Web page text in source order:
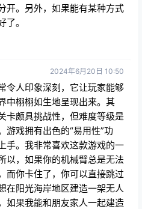
开。另外，如果能有某种方式
。
2024年6月20日 10:50
令人印象深刻，它让玩家能够
中栩栩如生地呈现出来。其
卡颇具挑战性，但难度等级是
游戏拥有出色的“易用性”功
手。我非常喜欢这款游戏的一
以，如果你的机械臂总是无法
而你卡住了，你可以直接跳过
在阳光海岸地区建造一架无人
如果我能和朋友家人一起建造